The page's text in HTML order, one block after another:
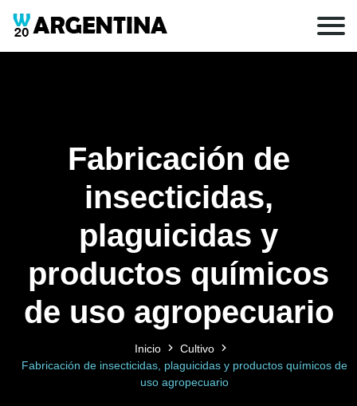
Fabricación de
insecticidas,
plaguicidas y
productos químicos
de uso agropecuario
Inicio
Cultivo
Fabricación de insecticidas, plaguicidas y productos químicos de
uso agropecuario